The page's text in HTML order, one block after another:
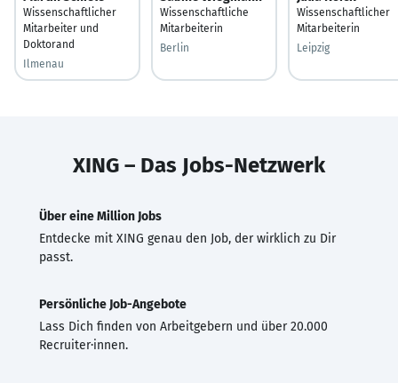
Wissenschaftlicher
Mitarbeiter und
Doktorand
Ilmenau
Wissenschaftliche
Mitarbeiterin
Berlin
Wissenschaftlicher
Mitarbeiterin
Leipzig
XING – Das Jobs-Netzwerk
Über eine Million Jobs
Entdecke mit XING genau den Job, der wirklich zu Dir
passt.
Persönliche Job-Angebote
Lass Dich finden von Arbeitgebern und über 20.000
Recruiter·innen.